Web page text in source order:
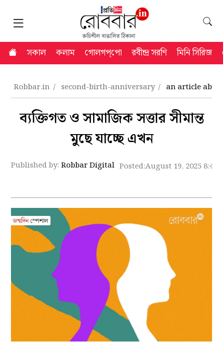
সকাল কলাম গোলগপ্‌পো রবীন্দ্র সরণি মিনি সিরিজ
Robbar.in second-birth-anniversary an article
ব্যক্তিগত ও সামাজিক সত্তার সীমান্ত
মুছে যাচ্ছে এখন
Published by:Robbar Digital Posted:August 19, 2025 8:44